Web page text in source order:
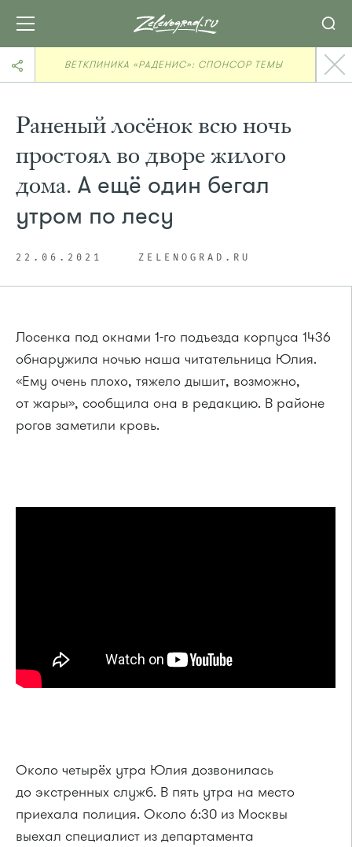
ВЕТКЛИНИКА «РАДЕНИС»: СПОНСОР ТЕМЫ
Раненый лосёнок всю ночь
простоял во дворе жилого
дома. А ещё один бегал
утром по лесу
22.06.2021 ZELENOGRAD.RU
Лосенка под окнами 1-го подъезда корпуса 1436
обнаружила ночью наша читательница Юлия.
«Ему очень плохо, тяжело дышит, возможно,
от жары», сообщила она в редакцию. В районе
рогов заметили кровь.
Около четырёх утра Юлия дозвонилась
до экстренных служб. В пять утра на место
приехала полиция. Около 6:30 из Москвы
выехал специалист из департамента